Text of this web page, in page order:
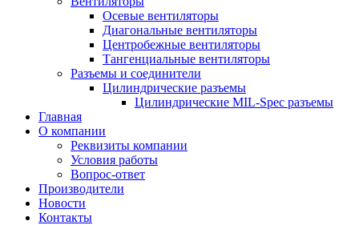
Осевые вентиляторы
Диагональные вентиляторы
Центробежные вентиляторы
Тангенциальные вентиляторы
Разъемы и соединители
Цилиндрические разъемы
Цилиндрические MIL-Spec разъемы
Главная
О компании
Реквизиты компании
Условия работы
Вопрос-ответ
Производители
Новости
Контакты